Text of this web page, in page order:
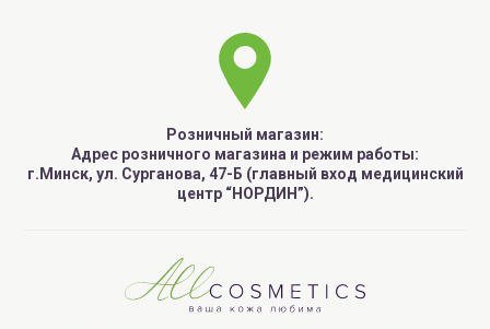
Розничный магазин:
Адрес розничного магазина и режим работы:
г.Минск, ул. Сурганова, 47-Б (главный вход медицинский
центр “НОРДИН”).